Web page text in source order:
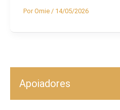
PorOmie / 14/05/2026
Apoiadores